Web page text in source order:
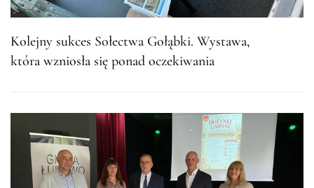
Kolejny sukces Sołectwa Gołąbki. Wystawa,
która wzniosła się ponad oczekiwania